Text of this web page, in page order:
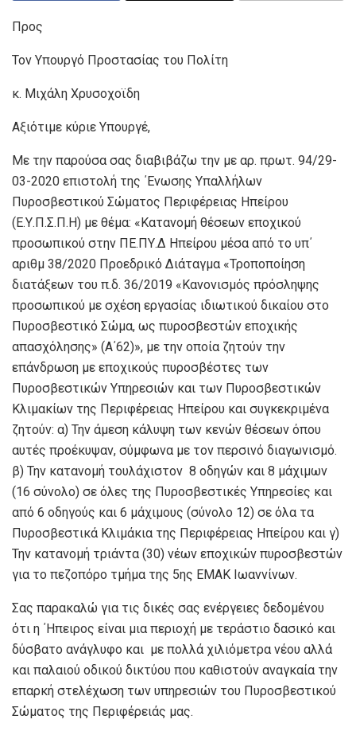
Προς
Τον Υπουργό Προστασίας του Πολίτη
κ. Μιχάλη Χρυσοχοϊδη
Αξιότιμε κύριε Υπουργέ,
Με την παρούσα σας διαβιβάζω την με αρ. πρωτ. 94/29-
03-2020 επιστολή της ΄Ενωσης Υπαλλήλων
Πυροσβεστικού Σώματος Περιφέρειας Ηπείρου
(Ε.Υ.Π.Σ.Π.Η) με θέμα: «Κατανομή θέσεων εποχικού
προσωπικού στην ΠΕ.ΠΥ.Δ Ηπείρου μέσα από το υπ΄
αριθμ 38/2020 Προεδρικό Διάταγμα «Τροποποίηση
διατάξεων του π.δ. 36/2019 «Κανονισμός πρόσληψης
προσωπικού με σχέση εργασίας ιδιωτικού δικαίου στο
Πυροσβεστικό Σώμα, ως πυροσβεστών εποχικής
απασχόλησης» (Α΄62)», με την οποία ζητούν την
επάνδρωση με εποχικούς πυροσβέστες των
Πυροσβεστικών Υπηρεσιών και των Πυροσβεστικών
Κλιμακίων της Περιφέρειας Ηπείρου και συγκεκριμένα
ζητούν: α) Την άμεση κάλυψη των κενών θέσεων όπου
αυτές προέκυψαν, σύμφωνα με τον περσινό διαγωνισμό.
β) Την κατανομή τουλάχιστον 8 οδηγών και 8 μάχιμων
(16 σύνολο) σε όλες της Πυροσβεστικές Υπηρεσίες και
από 6 οδηγούς και 6 μάχιμους (σύνολο 12) σε όλα τα
Πυροσβεστικά Κλιμάκια της Περιφέρειας Ηπείρου και γ)
Την κατανομή τριάντα (30) νέων εποχικών πυροσβεστών
για το πεζοπόρο τμήμα της 5ης ΕΜΑΚ Ιωαννίνων.
Σας παρακαλώ για τις δικές σας ενέργειες δεδομένου
ότι η ΄Ηπειρος είναι μια περιοχή με τεράστιο δασικό και
δύσβατο ανάγλυφο και με πολλά χιλιόμετρα νέου αλλά
και παλαιού οδικού δικτύου που καθιστούν αναγκαία την
επαρκή στελέχωση των υπηρεσιών του Πυροσβεστικού
Σώματος της Περιφέρειάς μας.